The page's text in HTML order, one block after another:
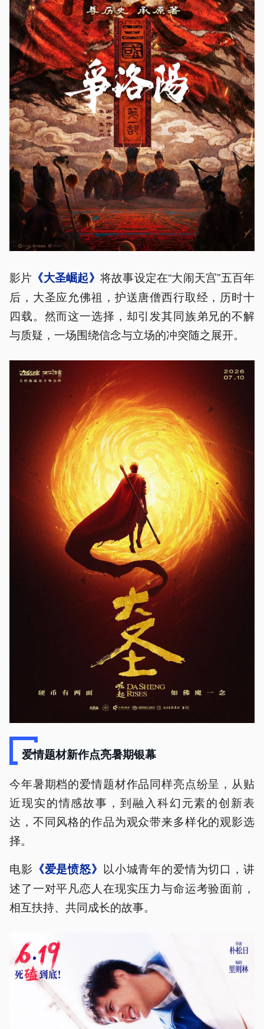
影片 《大圣崛起》 将故事设定在“大闹天宫”五百年
后，大圣应允佛祖，护送唐僧西行取经，历时十
四载。然而这一选择，却引发其同族弟兄的不解
与质疑，一场围绕信念与立场的冲突随之展开。
爱情题材新作点亮暑期银幕
今年暑期档的爱情题材作品同样亮点纷呈，从贴
近现实的情感故事，到融入科幻元素的创新表
达，不同风格的作品为观众带来多样化的观影选
择。
电影 《爱是愤怒》 以小城青年的爱情为切口，讲
述了一对平凡恋人在现实压力与命运考验面前，
相互扶持、共同成长的故事。